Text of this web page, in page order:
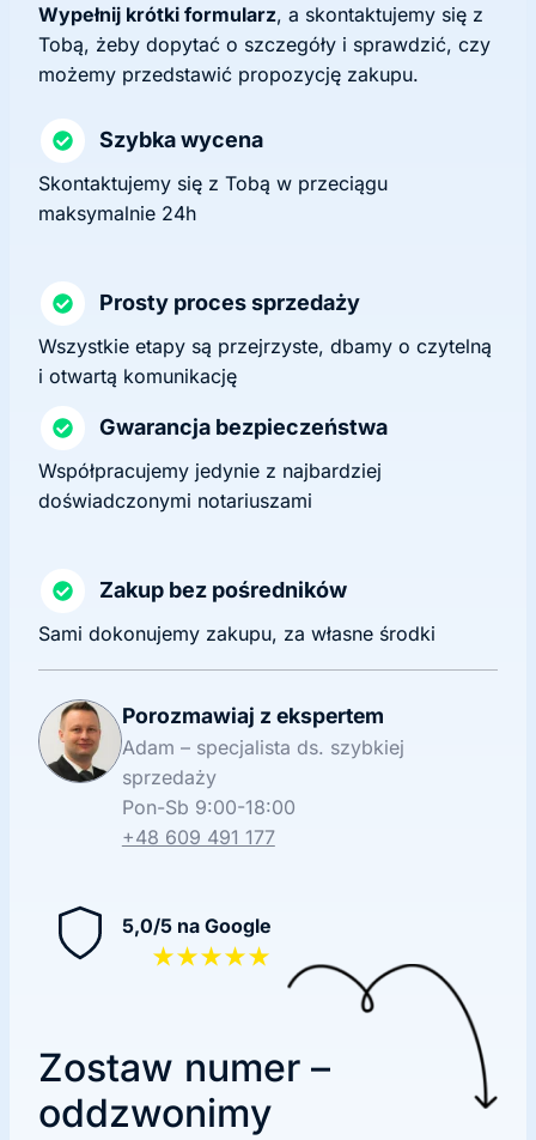
Wypełnij krótki formularz, a skontaktujemy się z
Tobą, żeby dopytać o szczegóły i sprawdzić, czy
możemy przedstawić propozycję zakupu.
Szybka wycena
Skontaktujemy się z Tobą w przeciągu
maksymalnie 24h
Prosty proces sprzedaży
Wszystkie etapy są przejrzyste, dbamy o czytelną
i otwartą komunikację
Gwarancja bezpieczeństwa
Współpracujemy jedynie z najbardziej
doświadczonymi notariuszami
Zakup bez pośredników
Sami dokonujemy zakupu, za własne środki
Porozmawiaj z ekspertem
Adam – specjalista ds. szybkiej
sprzedaży
Pon-Sb 9:00-18:00
+48 609 491 177
5,0/5 na Google
★★★★★
Zostaw numer –
oddzwonimy